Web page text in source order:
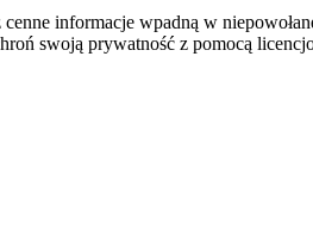
informacje wpadną w
swoją prywatność z pomocą